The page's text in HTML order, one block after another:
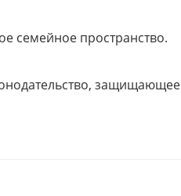
семейное пространство.
защищающее